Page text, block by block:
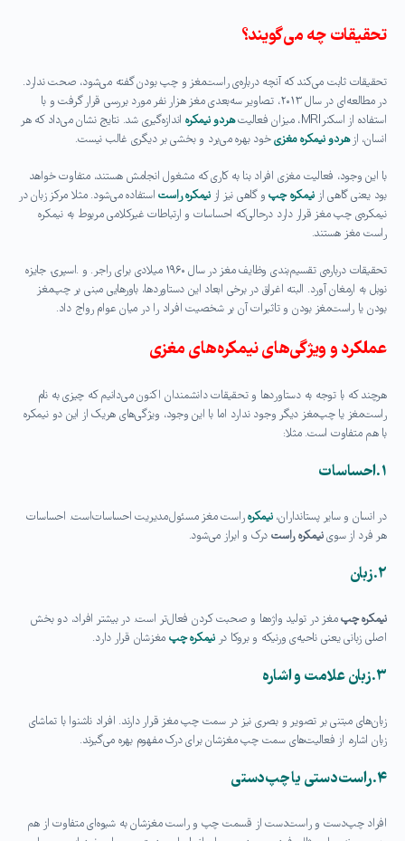
تحقیقات چه می‌گویند؟
تحقیقات ثابت می‌کند که آنچه درباره‌ی راست‌مغز و چپ بودن گفته می‌شود، صحت ندارد.
در مطالعه‌ای در سال ۲۰۱۳، تصاویر سه‌بعدی مغز هزار نفر مورد بررسی قرار گرفت و با
استفاده از اسکنرMRI، میزان فعالیتهردو نیمکره اندازه‌گیری شد. نتایج نشان می‌داد که هر
انسان، ازهردو نیمکره مغزیخود بهره می‌برد و بخشی بر دیگری غالب نیست.
با این وجود، فعالیت مغزی افراد بنا به کاری که مشغول انجامش هستند، متفاوت خواهد
بود یعنی گاهی از نیمکره چپو گاهی نیز ازنیمکره راستاستفاده می‌شود. مثلا مرکز زبان در
نیمکره‌ی چپ مغز قرار دارد درحالی‌که احساسات و ارتباطات غیرکلامی مربوط به نیمکره
راست مغز هستند.
تحقیقات درباره‌ی تقسیم‌بندی وظایف مغز در سال ۱۹۶۰ میلادی برای راجر. و .اسپری، جایزه
نوبل به ارمغان آورد. البته اغراق در برخی ابعاد این دستاوردها، باورهایی مبنی بر چپ‌مغز
بودن یا راست‌مغز بودن و تاثیرات آن بر شخصیت افراد را در میان عوام رواج داد.
عملکرد و ویژگی‌های نیمکره‌های مغزی
هرچند که با توجه به دستاوردها و تحقیقات دانشمندان اکنون می‌دانیم که چیزی به نام
راست‌مغز یا چپ‌مغز دیگر وجود ندارد اما با این وجود، ویژگی‌های هریک از این دو نیمکره
با هم متفاوت است. مثلا:
۱.احساسات
در انسان و سایر پستانداران،نیمکرهراست مغز مسئول مدیریت احساسات است. احساسات
هر فرد از سوینیمکره راست درک و ابراز می‌شود.
۲.زبان
نیمکره چپمغز در تولید واژه‌ها و صحبت کردن فعال‌تر است. در بیشتر افراد، دو بخش
اصلی زبانی یعنی ناحیه‌ی ورنیکه و بروکا درنیمکره چپ مغزشان قرار دارد.
۳.زبان علامت و اشاره
زبان‌های مبتنی بر تصویر و بصری نیز در سمت چپ مغز قرار دارند. افراد ناشنوا با تماشای
زبان اشاره، از فعالیت‌های سمت چپ مغزشان برای درک مفهوم بهره می‌گیرند.
۴.راست‌دستی یا چپ‌دستی
افراد چپ‌دست و راست‌دست از قسمت چپ و راست مغزشان به شیوه‌ای متفاوت از هم